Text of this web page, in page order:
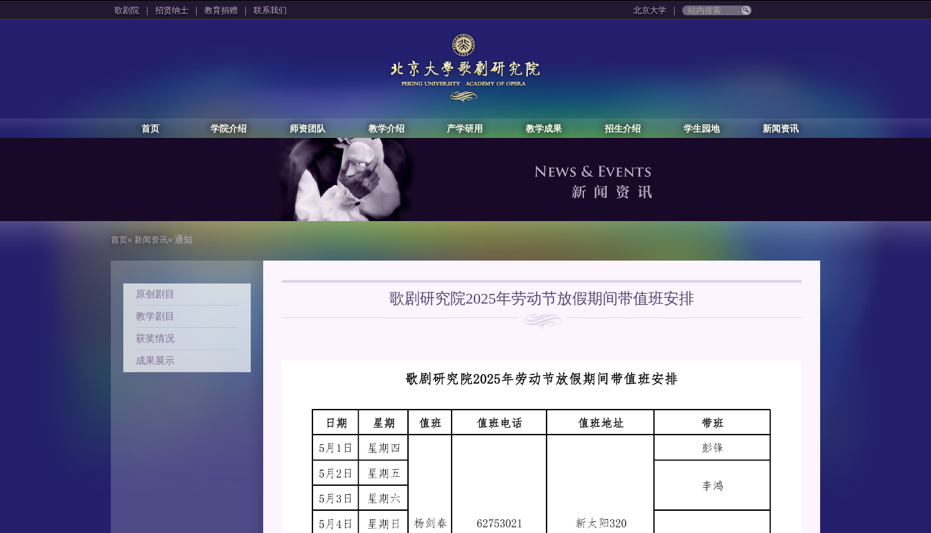
歌剧院 | 招贤纳士 | 教育捐赠 | 联系我们 北京大学 |
首页 学院介绍 师资团队 教学介绍 产学研用 教学成果 招生介绍 学生园地 新闻资讯
首页» 新闻资讯» 通知
原创剧目
教学剧目
获奖情况
成果展示
歌剧研究院2025年劳动节放假期间带值班安排